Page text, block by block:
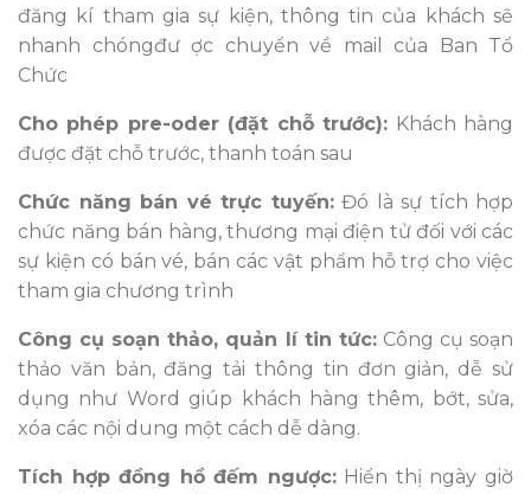
đăng kí tham gia sự kiện, thông tin của khách sẽ
nhanh chóngđư ợc chuyển về mail của Ban Tổ
Chức
Cho phép pre-oder (đặt chỗ trước): Khách hàng
được đặt chỗ trước, thanh toán sau
Chức năng bán vé trực tuyến:Đó là sự tích hợp
chức năng bán hàng, thương mại điện tử đối với các
sự kiện có bán vé, bán các vật phẩm hỗ trợ cho việc
tham gia chương trình
Công cụ soạn thảo, quản lí tin tức:Công cụ soạn
thảo văn bản, đăng tải thông tin đơn giản, dễ sử
dụng như Word giúp khách hàng thêm, bớt, sửa,
xóa các nội dung một cách dễ dàng.
Tích hợp đồng hồ đếm ngược:Hiển thị ngày giờ